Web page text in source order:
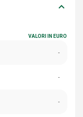
keyboard_arrow_down
VALORI IN EURO
-
-
-